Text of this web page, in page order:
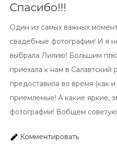
Спасибо!!!
Один из самых важных
свадебные фотографии! И я
выбрала Лилию! Большим
приехала к нам в
предоставила во время (как
приемлемые! А какие яркие,
фотографии! Вобщем
Комментировать